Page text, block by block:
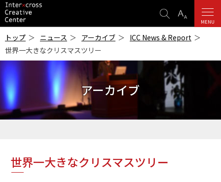
ICC
-インターク
ロス・クリエ
イティブ・セ
ンター-
検
表
設
MENU
トップ ニュース アーカイブ
ICC News & Report
世界一大きなクリスマスツリー
アーカイブ
世界一大きなクリスマスツリー